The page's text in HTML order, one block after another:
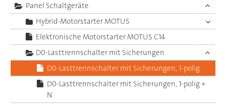
Panel Schaltgeräte
Hybrid-Motorstarter MOTUS
Elektronische Motorstarter MOTUS C14
D0-Lasttrennschalter mit Sicherungen
D0-Lasttrennschalter mit Sicherungen, 1-polig
D0-Lasttrennschalter mit Sicherungen, 1-polig +
N